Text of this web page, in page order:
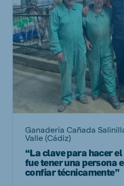
Ganadería Cañada
Valle (Cádiz)
“La clave para hacer
fue tener una persona
confiar técnicamente”